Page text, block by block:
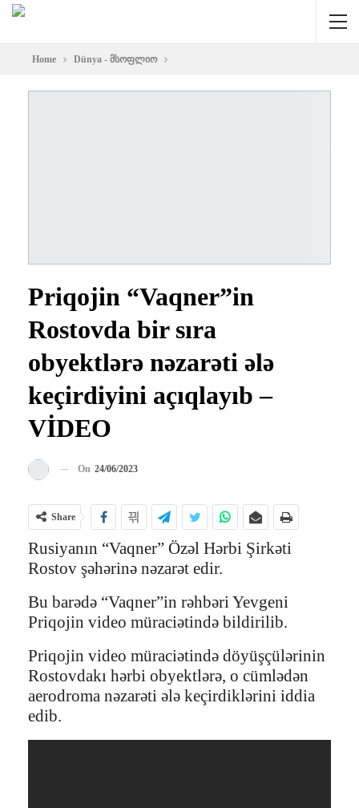
Home Dünya - მსოფლიო
Priqojin “Vaqner”in
Rostovda bir sıra
obyektlərə nəzarəti ələ
keçirdiyini açıqlayıb –
VİDEO
On 24/06/2023
Share
Rusiyanın “Vaqner” Özəl Hərbi Şirkəti
Rostov şəhərinə nəzarət edir.
Bu barədə “Vaqner”in rəhbəri Yevgeni
Priqojin video müraciətində bildirilib.
Priqojin video müraciətində döyüşçülərinin
Rostovdakı hərbi obyektlərə, o cümlədən
aerodroma nəzarəti ələ keçirdiklərini iddia
edib.